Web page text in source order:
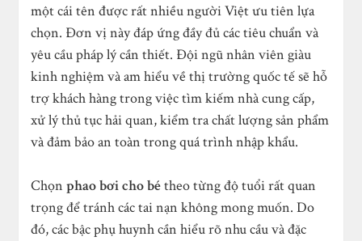
một cái tên được rất nhiều người Việt ưu tiên lựa
chọn. Đơn vị này đáp ứng đầy đủ các tiêu chuẩn và
yêu cầu pháp lý cần thiết. Đội ngũ nhân viên giàu
kinh nghiệm và am hiểu về thị trường quốc tế sẽ hỗ
trợ khách hàng trong việc tìm kiếm nhà cung cấp,
xử lý thủ tục hải quan, kiểm tra chất lượng sản phẩm
và đảm bảo an toàn trong quá trình nhập khẩu.
Chọnphao bơi cho bétheo từng độ tuổi rất quan
trọng để tránh các tai nạn không mong muốn. Do
đó, các bậc phụ huynh cần hiểu rõ nhu cầu và đặc